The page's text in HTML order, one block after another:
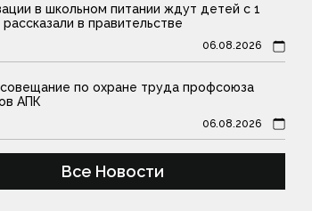
в школьном питании ждут детей с 1
рассказали в правительстве
06.08.2026
по охране труда профсоюза
АПК
06.08.2026
Все Новости